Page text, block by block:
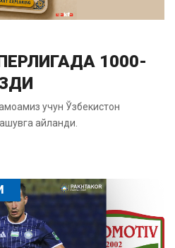
1000-
учун Ўзбекистон
айланди.